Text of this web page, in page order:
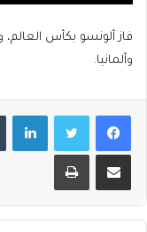
فاز ألونسو بكأس العالم،
وألمانيا.
فيسبوكتويتر
مشاركة عبر البريد طباعة